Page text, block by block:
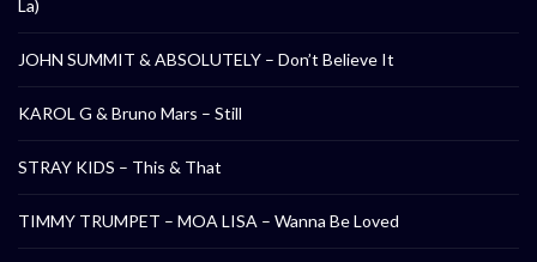
La)
JOHN SUMMIT & ABSOLUTELY – Don’t Believe It
KAROL G & Bruno Mars – Still
STRAY KIDS – This & That
TIMMY TRUMPET – MOA LISA – Wanna Be Loved